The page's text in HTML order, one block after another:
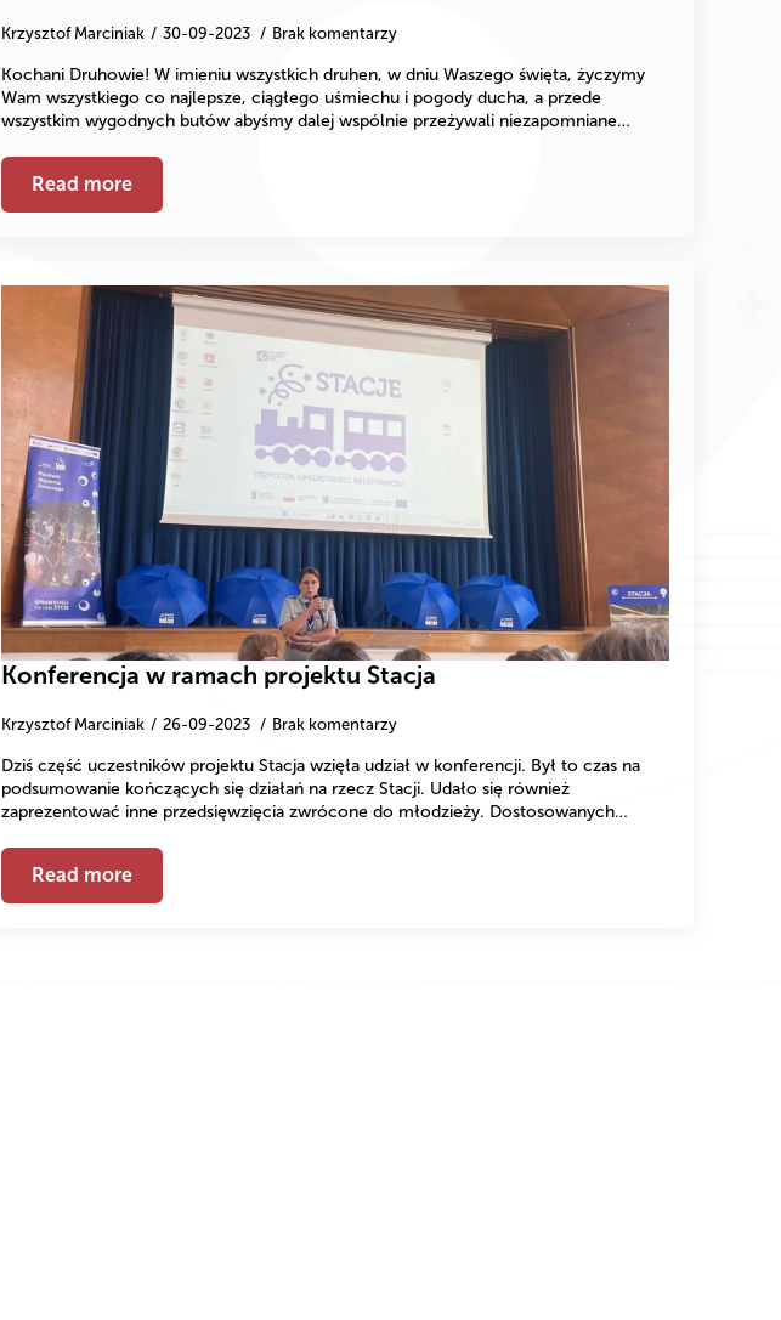
Krzysztof Marciniak 30-09-2023 Brak komentarzy
Kochani Druhowie! W imieniu wszystkich druhen, w dniu Waszego święta, życzymy
Wam wszystkiego co najlepsze, ciągłego uśmiechu i pogody ducha, a przede
wszystkim wygodnych butów abyśmy dalej wspólnie przeżywali niezapomniane…
Read more
Konferencja w ramach projektu Stacja
Krzysztof Marciniak 26-09-2023 Brak komentarzy
Dziś część uczestników projektu Stacja wzięła udział w konferencji. Był to czas na
podsumowanie kończących się działań na rzecz Stacji. Udało się również
zaprezentować inne przedsięwzięcia zwrócone do młodzieży. Dostosowanych…
Read more